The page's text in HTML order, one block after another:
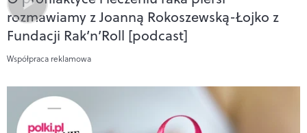
rozmawiamy z Joanną Rokoszewską-Łojko z
Fundacji Rak’n’Roll [podcast]
Współpraca reklamowa